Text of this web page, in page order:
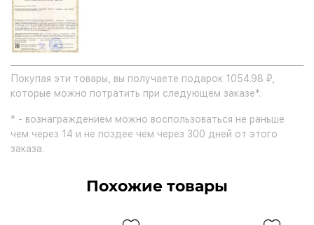
Покупая эти товары, вы получаете подарок 1054.98 ₽,
которые можно потратить при следующем заказе*.
* - вознаграждением можно воспользоваться не раньше
чем через 14 и не поздее чем через 300 дней от этого
заказа.
Похожие товары